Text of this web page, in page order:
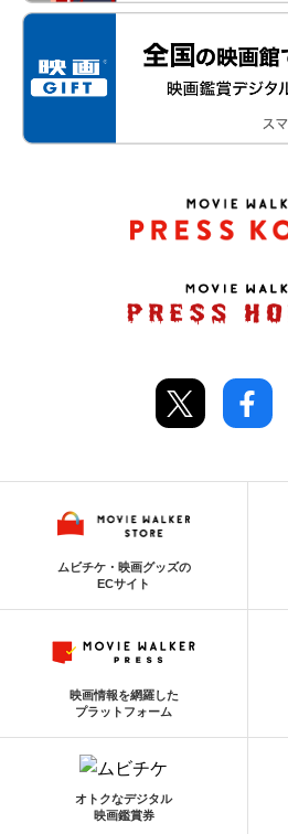
ムビチケ・映画グッズの
ECサイト
映画情報を網羅した
プラットフォーム
オトクなデジタル
映画鑑賞券